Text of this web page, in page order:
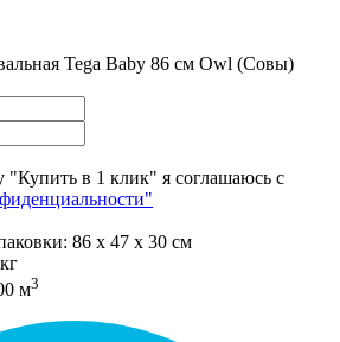
Tega Baby 86 см Owl (Совы)
в 1 клик" я соглашаюсь с
86 х 47 х 30 см
м3